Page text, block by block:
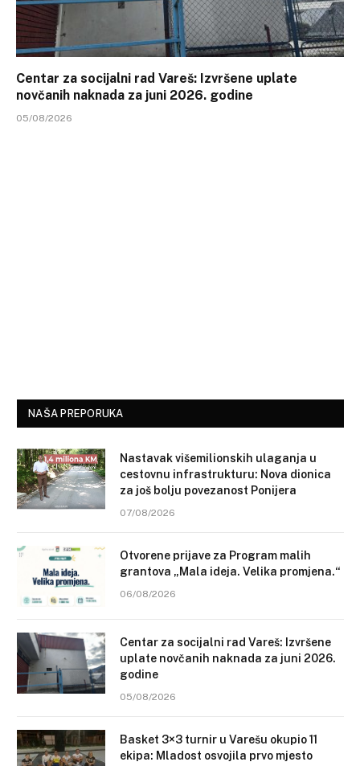
Centar za socijalni rad Vareš: Izvršene uplate
novčanih naknada za juni 2026. godine
05/08/2026
NAŠA PREPORUKA
Nastavak višemilionskih ulaganja u
cestovnu infrastrukturu: Nova dionica
za još bolju povezanost Ponijera
07/08/2026
Otvorene prijave za Program malih
grantova „Mala ideja. Velika promjena.“
06/08/2026
Centar za socijalni rad Vareš: Izvršene
uplate novčanih naknada za juni 2026.
godine
05/08/2026
Basket 3×3 turnir u Varešu okupio 11
ekipa: Mladost osvojila prvo mjesto